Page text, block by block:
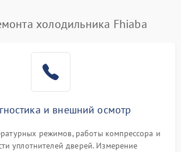
No Frost 2600 ₽ Подробнее →
2000 ₽ Подробнее →
холодильника Fhiaba
и внешний осмотр
режимов, работы компрессора и
уплотнителей дверей. Измерение